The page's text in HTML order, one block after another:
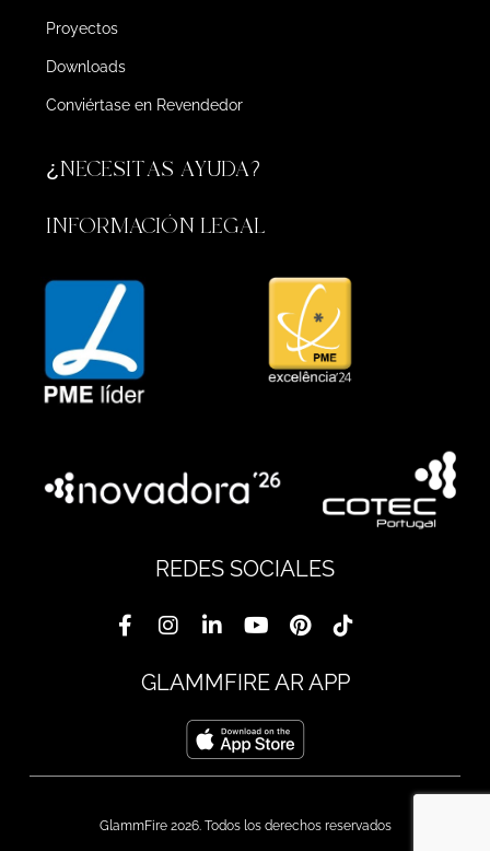
Proyectos
Downloads
Conviértase en Revendedor
¿NECESITAS AYUDA?
INFORMACIÓN LEGAL
REDES SOCIALES
GLAMMFIRE AR APP
GlammFire 2026. Todos los derechos reservados